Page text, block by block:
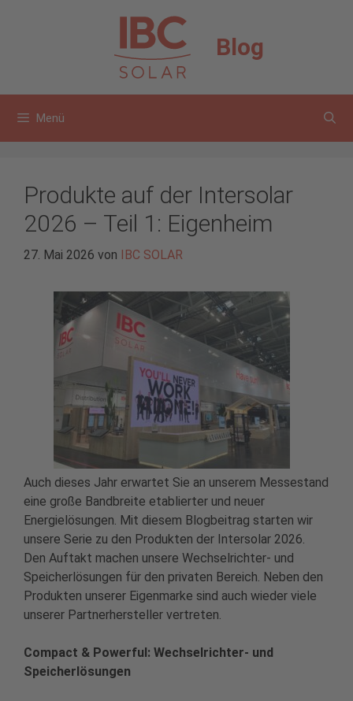
Blog
Menü
Produkte auf der Intersolar
2026 – Teil 1: Eigenheim
27. Mai 2026 von IBC SOLAR
Auch dieses Jahr erwartet Sie an unserem Messestand
eine große Bandbreite etablierter und neuer
Energielösungen. Mit diesem Blogbeitrag starten wir
unsere Serie zu den Produkten der Intersolar 2026.
Den Auftakt machen unsere Wechselrichter- und
Speicherlösungen für den privaten Bereich. Neben den
Produkten unserer Eigenmarke sind auch wieder viele
unserer Partnerhersteller vertreten.
Compact & Powerful: Wechselrichter- und
Speicherlösungen